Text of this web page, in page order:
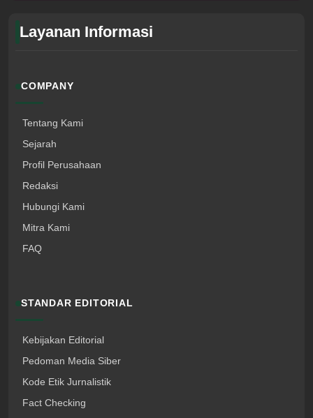
Layanan Informasi
COMPANY
Tentang Kami
Sejarah
Profil Perusahaan
Redaksi
Hubungi Kami
Mitra Kami
FAQ
STANDAR EDITORIAL
Kebijakan Editorial
Pedoman Media Siber
Kode Etik Jurnalistik
Fact Checking